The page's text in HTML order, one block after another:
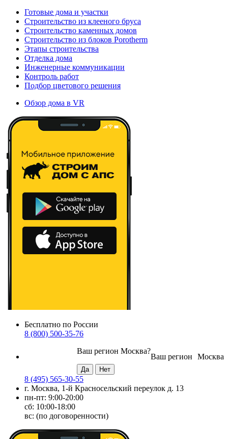
Готовые дома и участки
Строительство из клееного бруса
Строительство каменных домов
Строительство из блоков Porotherm
Этапы строительства
Отделка дома
Инженерные коммуникации
Контроль работ
Подбор цветового решения
Обзор дома в VR
Бесплатно по России
8 (800) 500-35-76
Москва
Ваш регион
Ваш регион Москва?
8 (495) 565-30-55
г. Москва, 1-й Красносельский переулок д. 13
пн-пт: 9:00-20:00
сб: 10:00-18:00
вс: (по договоренности)